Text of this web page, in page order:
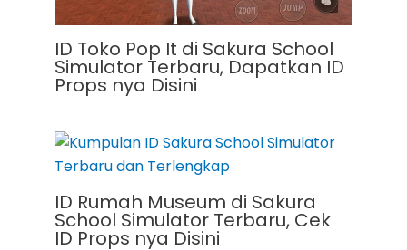
ID Toko Pop It di Sakura School
Simulator Terbaru, Dapatkan ID
Props nya Disini
ID Rumah Museum di Sakura
School Simulator Terbaru, Cek
ID Props nya Disini